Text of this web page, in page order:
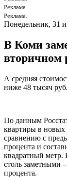
Реклама.
Реклама.
Понедельник, 31
В Коми
вторичном
А средняя
ниже 48 тысяч
По данным
квартиры в новых
сравнению с
процента и
квадратный
столь заметными
процента.